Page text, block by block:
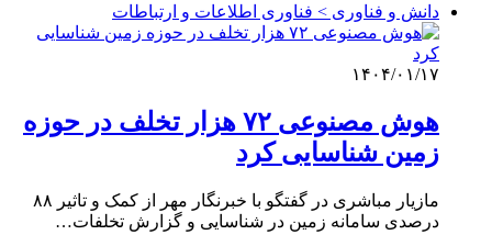
دانش و فناوری > فناوری اطلاعات و ارتباطات
۱۴۰۴/۰۱/۱۷
هوش مصنوعی ۷۲ هزار تخلف در حوزه
زمین شناسایی کرد
مازیار مباشری در گفتگو با خبرنگار مهر از کمک و تاثیر ۸۸
درصدی سامانه زمین در شناسایی و گزارش تخلفات…